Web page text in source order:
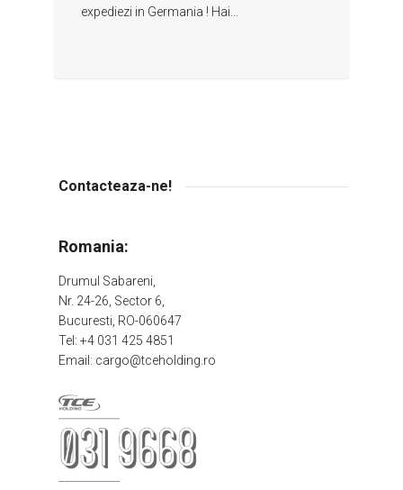
expediezi in Germania ! Hai...
Contacteaza-ne!
Romania:
Drumul Sabareni,
Nr. 24-26, Sector 6,
Bucuresti, RO-060647
Tel: +4 031 425 4851
Email: cargo@tceholding.ro